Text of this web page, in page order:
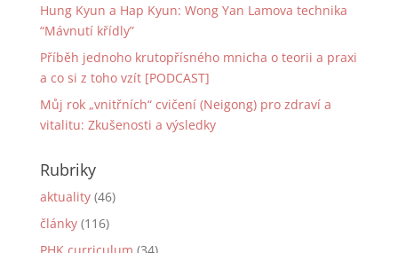
Hung Kyun a Hap Kyun: Wong Yan Lamova technika
“Mávnutí křídly”
Příběh jednoho krutopřísného mnicha o teorii a praxi
a co si z toho vzít [PODCAST]
Můj rok „vnitřních“ cvičení (Neigong) pro zdraví a
vitalitu: Zkušenosti a výsledky
Rubriky
aktuality(46)
články(116)